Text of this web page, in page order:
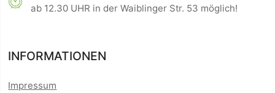
ab 12.30 UHR in der Waiblinger Str. 53 möglich!
INFORMATIONEN
Impressum